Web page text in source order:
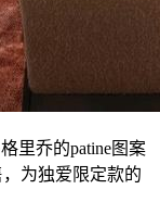
里乔的patine图案
为独爱限定款的